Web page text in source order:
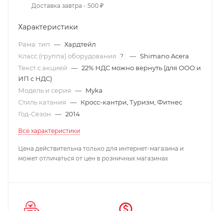
Доставка завтра - 500 ₽
Характеристики
Рама: тип — Хардтейл
Класс (группа) оборудования
? — Shimano Acera
Текст с акцией — 22% НДС можно вернуть (для ООО и
ИП с НДС)
Модель и серия — Myka
Стиль катания — Кросс-кантри, Туризм, Фитнес
Год-Сезон — 2014
Все характеристики
Цена действительна только для интернет-магазина и
может отличаться от цен в розничных магазинах